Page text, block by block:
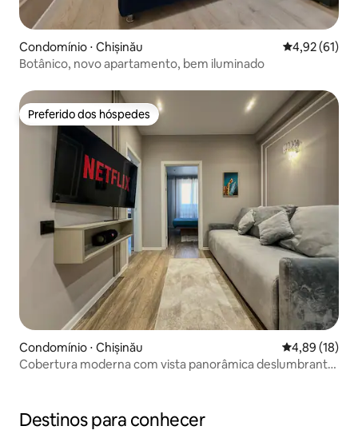
Condomínio ⋅ Chișinău 4,92 de uma
4,92 (61)
Botânico, novo apartamento, bem iluminado
Preferido dos hóspedes
Preferido dos hóspedes
Condomínio ⋅ Chișinău 4,89 de uma
4,89 (18)
Cobertura moderna com vista panorâmica deslumbrante
Destinos para conhecer